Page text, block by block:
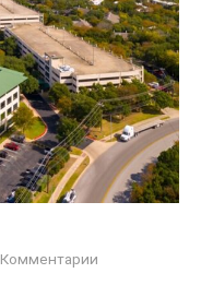
Комментарии